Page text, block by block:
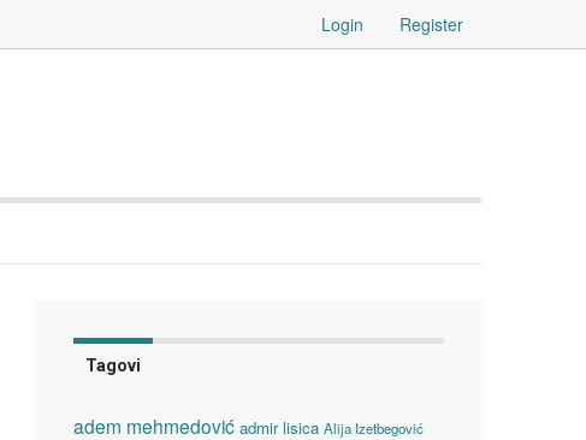
Login Register
Tagovi
adem mehmedović admir lisica Alija Izetbegović